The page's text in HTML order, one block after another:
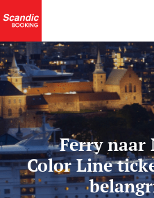
Ferry naar
Color Line